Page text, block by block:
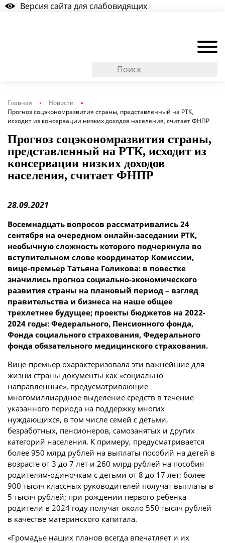
Версия сайта для слабовидящих
Главная
Новости
Прогноз соцэкономразвития страны, представленный на РТК,
исходит из консервации низких доходов населения, считает ФНПР
Прогноз соцэкономразвития страны,
представленный на РТК, исходит из
консервации низких доходов
населения, считает ФНПР
28.09.2021
Восемнадцать вопросов рассматривались 24
сентября на очередном онлайн-заседании РТК,
необычную сложность которого подчеркнула во
вступительном слове координатор Комиссии,
вице-премьер Татьяна Голикова: в повестке
значились прогноз социально-экономического
развития страны на плановый период – взгляд
правительства и бизнеса на наше общее
трехлетнее будущее; проекты бюджетов на 2022-
2024 годы: Федерального, Пенсионного фонда,
Фонда социального страхования, Федерального
фонда обязательного медицинского страхования.
Вице-премьер охарактеризовала эти важнейшие для
жизни страны документы как «социально
направленные», предусматривающие
многомиллиардное выделение средств в течение
указанного периода на поддержку многих
нуждающихся, в том числе семей с детьми,
безработных, пенсионеров, самозанятых и других
категорий населения. К примеру, предусматривается
более 950 млрд рублей на выплаты пособий на детей в
возрасте от 3 до 7 лет и 260 млрд рублей на пособия
родителям-одиночкам с детьми от 8 до 17 лет; более
900 тысяч классных руководителей получат выплаты в
5 тысяч рублей; при рождении первого ребенка
родители в 2024 году получат около 550 тысяч рублей
в качестве материнского капитала.
«Громадье наших планов всегда впечатляет и их